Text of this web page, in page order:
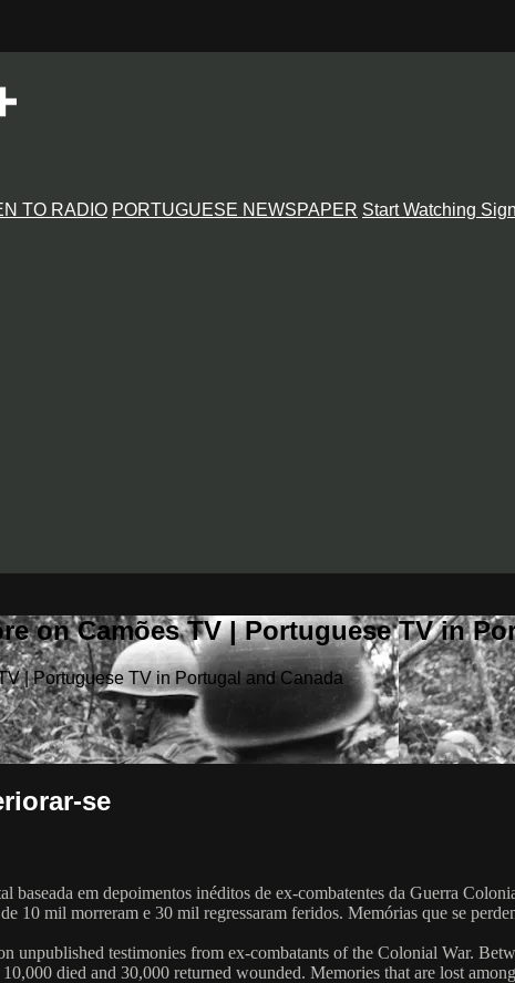
TO RADIO PORTUGUESE NEWSPAPER Start Watching
on Camões TV | Portuguese TV in
| Portuguese TV in Portugal and Canada
se
baseada em depoimentos inéditos de ex-combatentes da Guerra
10 mil morreram e 30 mil regressaram feridos. Memórias que se
unpublished testimonies from ex-combatants of the Colonial War.
died and 30,000 returned wounded. Memories that are lost